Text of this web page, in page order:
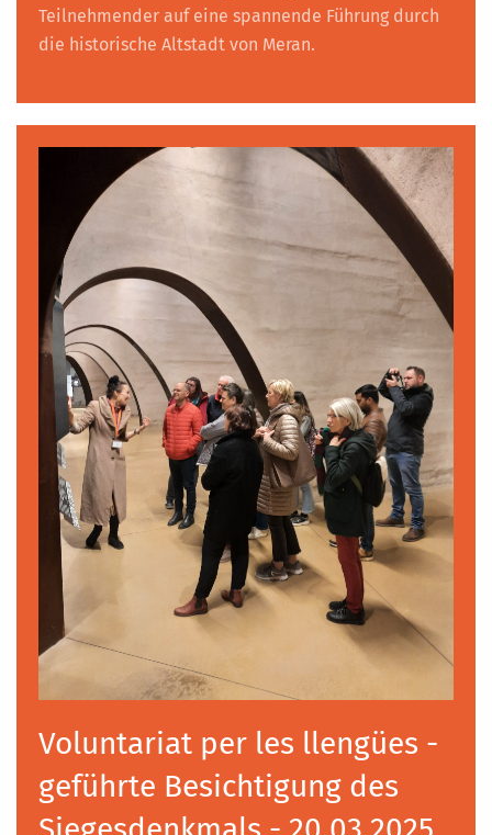
Teilnehmender auf eine spannende Führung durch
die historische Altstadt von Meran.
Voluntariat per les llengües -
geführte Besichtigung des